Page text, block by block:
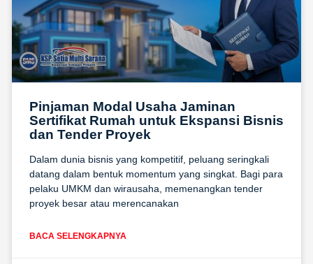
Pinjaman Modal Usaha Jaminan
Sertifikat Rumah untuk Ekspansi Bisnis
dan Tender Proyek
Dalam dunia bisnis yang kompetitif, peluang seringkali
datang dalam bentuk momentum yang singkat. Bagi para
pelaku UMKM dan wirausaha, memenangkan tender
proyek besar atau merencanakan
BACA SELENGKAPNYA